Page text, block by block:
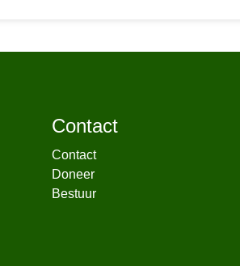
Contact
Contact
Doneer
Bestuur